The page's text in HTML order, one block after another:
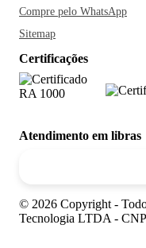
Compre pelo WhatsApp
Sitemap
Certificações
Atendimento em libras
© 2026 Copyright -
Tecnologia LTDA -